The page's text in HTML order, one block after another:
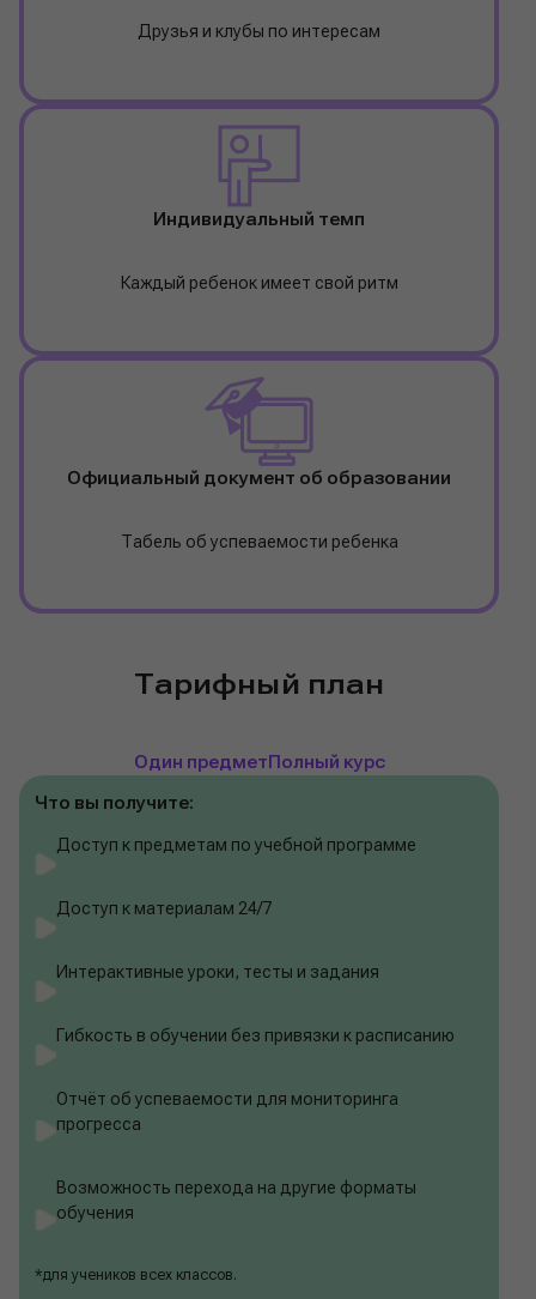
Друзья и клубы по интересам
Индивидуальный темп
Каждый ребенок имеет свой ритм
Официальный документ об образовании
Табель об успеваемости ребенка
Тарифный план
Один предмет Полный курс
Что вы получите:
Доступ к предметам по учебной программе
Доступ к материалам 24/7
Интерактивные уроки, тесты и задания
Гибкость в обучении без привязки к расписанию
Отчёт об успеваемости для мониторинга
прогресса
Возможность перехода на другие форматы
обучения
*для учеников всех классов.